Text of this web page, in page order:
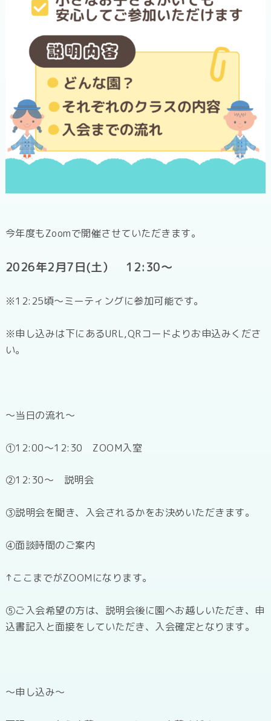
今年度もZoomで開催させていただきます。
2026年2月7日(土） 12:30～
※12:25頃～ミーティングに参加可能です。
※申し込みは下にあるURL,QRコードよりお申込みくださ
い。
～当日の流れ～
①12:00～12:30 ZOOM入室
②12:30～ 説明会
③説明会を聞き、入会されるかをお決めいただきます。
④面談時間のご案内
↑ここまでがZOOMになります。
⑤ご入会希望の方は、説明会後に園へお越しいただき、申
込書記入と面接をしていただき、入会確定となります。
～申し込み～